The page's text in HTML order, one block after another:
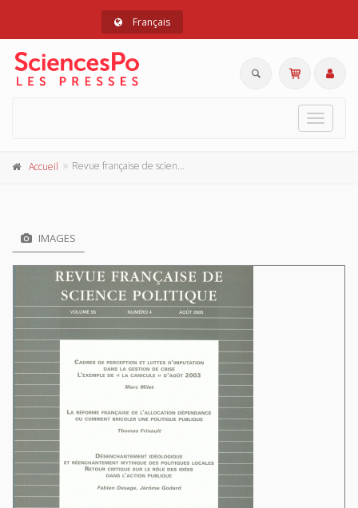
Français
Toggle
Accueil Revue française de science politique 55 - 4, août 2005
IMAGES